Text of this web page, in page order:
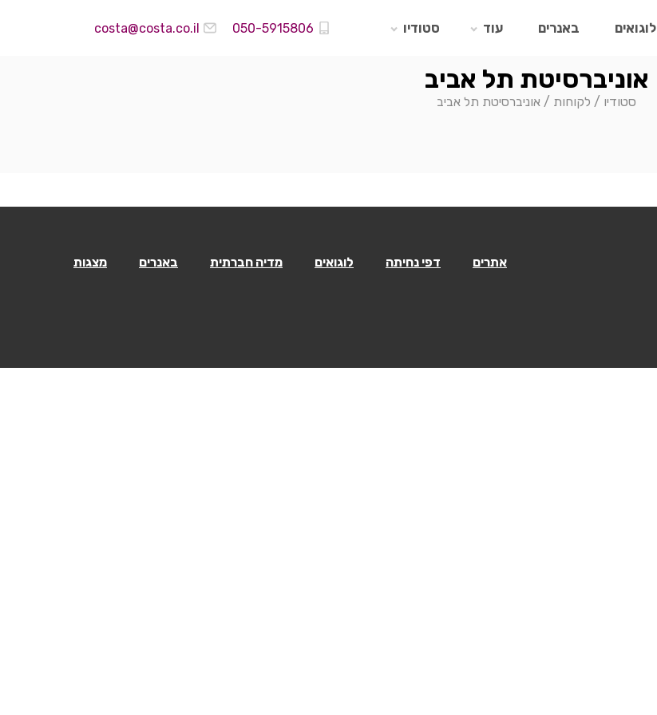
לוגואים באנרים עוד סטודיו 050-5915806
costa@costa.co.il
אוניברסיטת תל אביב
סטודיו / לקוחות / אוניברסיטת תל אביב
אתרים דפי נחיתה לוגואים מדיה חברתית באנרים מצגות